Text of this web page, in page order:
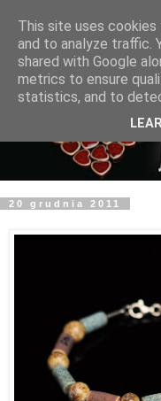
20 grudnia 2011
This site uses
and to analyze traffic.
shared with Google
metrics to ensure
statistics, and to